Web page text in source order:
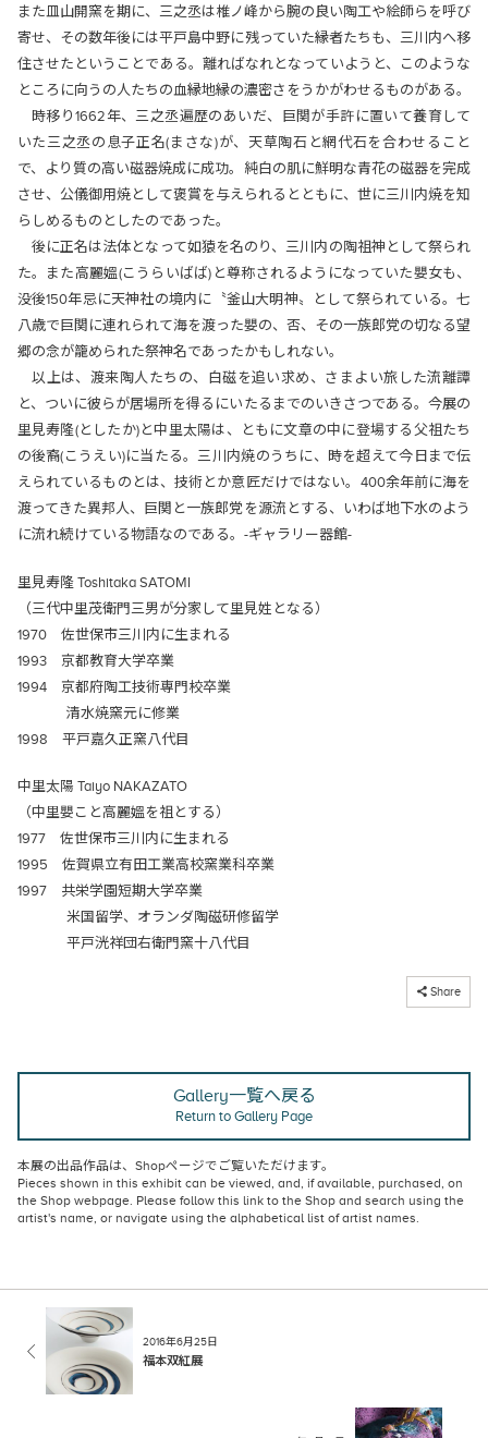
また皿山開窯を期に、三之丞は椎ノ峰から腕の良い陶工や絵師らを呼び
寄せ、その数年後には平戸島中野に残っていた縁者たちも、三川内へ移
住させたということである。離ればなれとなっていようと、このような
ところに向うの人たちの血縁地縁の濃密さをうかがわせるものがある。
時移り1662年、三之丞遍歴のあいだ、巨関が手許に置いて養育して
いた三之丞の息子正名(まさな)が、天草陶石と網代石を合わせること
で、より質の高い磁器焼成に成功。純白の肌に鮮明な青花の磁器を完成
させ、公儀御用焼として褒賞を与えられるとともに、世に三川内焼を知
らしめるものとしたのであった。
後に正名は法体となって如猿を名のり、三川内の陶祖神として祭られ
た。また高麗媼(こうらいばば)と尊称されるようになっていた嬰女も、
没後150年忌に天神社の境内に〝釜山大明神〟として祭られている。七
八歳で巨関に連れられて海を渡った嬰の、否、その一族郎党の切なる望
郷の念が籠められた祭神名であったかもしれない。
以上は、渡来陶人たちの、白磁を追い求め、さまよい旅した流離譚
と、ついに彼らが居場所を得るにいたるまでのいきさつである。今展の
里見寿隆(としたか)と中里太陽は、ともに文章の中に登場する父祖たち
の後裔(こうえい)に当たる。三川内焼のうちに、時を超えて今日まで伝
えられているものとは、技術とか意匠だけではない。400余年前に海を
渡ってきた異邦人、巨関と一族郎党を源流とする、いわば地下水のよう
に流れ続けている物語なのである。-ギャラリー器館-
里見寿隆 Toshitaka SATOMI
（三代中里茂衛門三男が分家して里見姓となる）
1970 佐世保市三川内に生まれる
1993 京都教育大学卒業
1994 京都府陶工技術専門校卒業
清水焼窯元に修業
1998 平戸嘉久正窯八代目
中里太陽 Taiyo NAKAZATO
（中里嬰こと高麗媼を祖とする）
1977 佐世保市三川内に生まれる
1995 佐賀県立有田工業高校窯業科卒業
1997 共栄学園短期大学卒業
米国留学、オランダ陶磁研修留学
平戸洸祥団右衛門窯十八代目
Share
コピーしました
Gallery一覧へ戻る
Return to Gallery Page
本展の出品作品は、 Shopページでご覧いただけます。
Pieces shown in this exhibit can be viewed, and, if available, purchased, on
the Shop webpage. Please follow this link to the Shop and search using the
artist's name, or navigate using the alphabetical list of artist names.
2016年6月25日
福本双紅展